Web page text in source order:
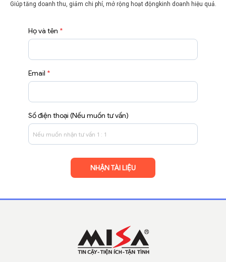
Giúp tăng doanh thu, giảm chi phí, mở rộng hoạt động kinh doanh hiệu quả.
Họ và tên *
Email *
Số điện thoại (Nếu muốn tư vấn)